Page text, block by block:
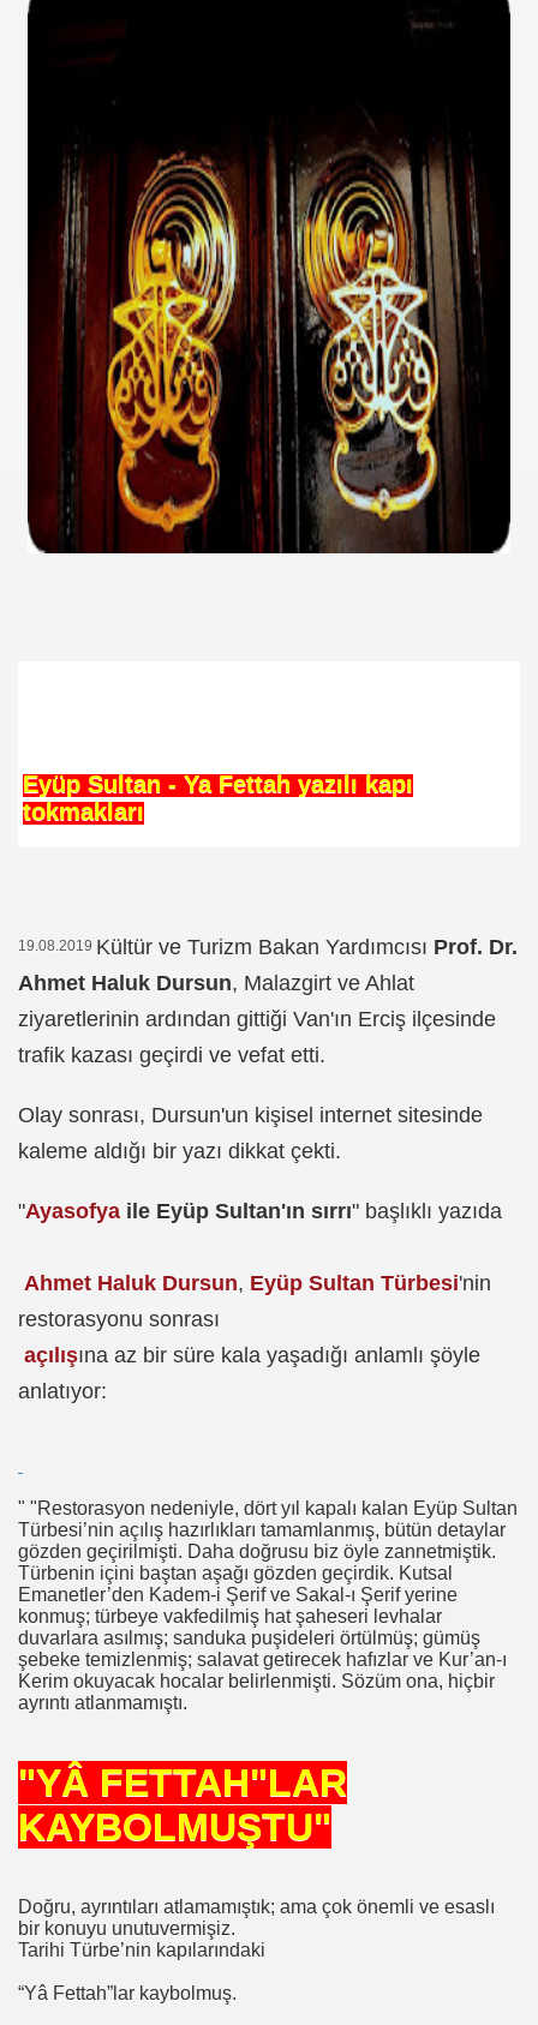
Eyüp Sultan - Ya Fettah yazılı kapı
tokmakları
19.08.2019 Kültür ve Turizm Bakan Yardımcısı Prof. Dr.
Ahmet Haluk Dursun, Malazgirt ve Ahlat
ziyaretlerinin ardından gittiği Van'ın Erciş ilçesinde
trafik kazası geçirdi ve vefat etti.
Olay sonrası, Dursun'un kişisel internet sitesinde
kaleme aldığı bir yazı dikkat çekti.
"Ayasofya ile Eyüp Sultan'ın sırrı" başlıklı yazıda
Ahmet Haluk Dursun, Eyüp Sultan Türbesi'nin
restorasyonu sonrası
açılışına az bir süre kala yaşadığı anlamlı şöyle
anlatıyor:
" "Restorasyon nedeniyle, dört yıl kapalı kalan Eyüp Sultan
Türbesi’nin açılış hazırlıkları tamamlanmış, bütün detaylar
gözden geçirilmişti. Daha doğrusu biz öyle zannetmiştik.
Türbenin içini baştan aşağı gözden geçirdik. Kutsal
Emanetler’den Kadem-i Şerif ve Sakal-ı Şerif yerine
konmuş; türbeye vakfedilmiş hat şaheseri levhalar
duvarlara asılmış; sanduka puşideleri örtülmüş; gümüş
şebeke temizlenmiş; salavat getirecek hafızlar ve Kur’an-ı
Kerim okuyacak hocalar belirlenmişti. Sözüm ona, hiçbir
ayrıntı atlanmamıştı.
"YÂ FETTAH"LAR
KAYBOLMUŞTU"
Doğru, ayrıntıları atlamamıştık; ama çok önemli ve esaslı
bir konuyu unutuvermişiz.
Tarihi Türbe’nin kapılarındaki
“Yâ Fettah”lar kaybolmuş.
VAKFI
ARINÇ
DİNÇER
Mücadele Derneği
ERDEMi
?